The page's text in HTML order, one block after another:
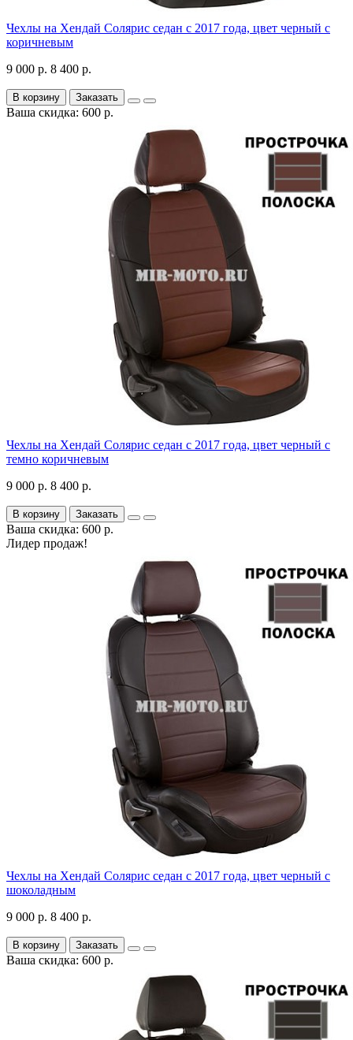
Чехлы на Хендай Солярис седан с 2017 года, цвет черный с
коричневым
9 000 р. 8 400 р.
В корзину Заказать
Ваша скидка: 600 р.
Чехлы на Хендай Солярис седан с 2017 года, цвет черный с
темно коричневым
9 000 р. 8 400 р.
В корзину Заказать
Ваша скидка: 600 р.
Лидер продаж!
Чехлы на Хендай Солярис седан с 2017 года, цвет черный с
шоколадным
9 000 р. 8 400 р.
В корзину Заказать
Ваша скидка: 600 р.